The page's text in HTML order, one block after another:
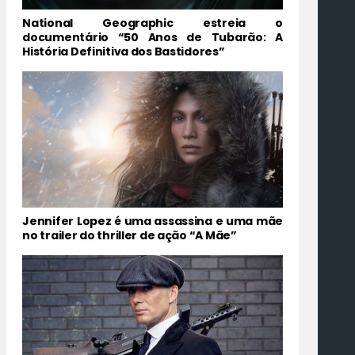
National Geographic estreia o
documentário “50 Anos de Tubarão: A
História Definitiva dos Bastidores”
Jennifer Lopez é uma assassina e uma mãe
no trailer do thriller de ação “A Mãe”